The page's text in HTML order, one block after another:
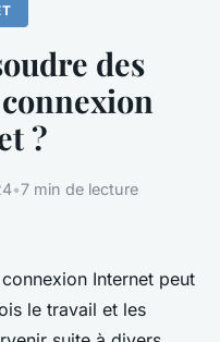
des
?
•7 min de lecture
Internet peut
le travail et les